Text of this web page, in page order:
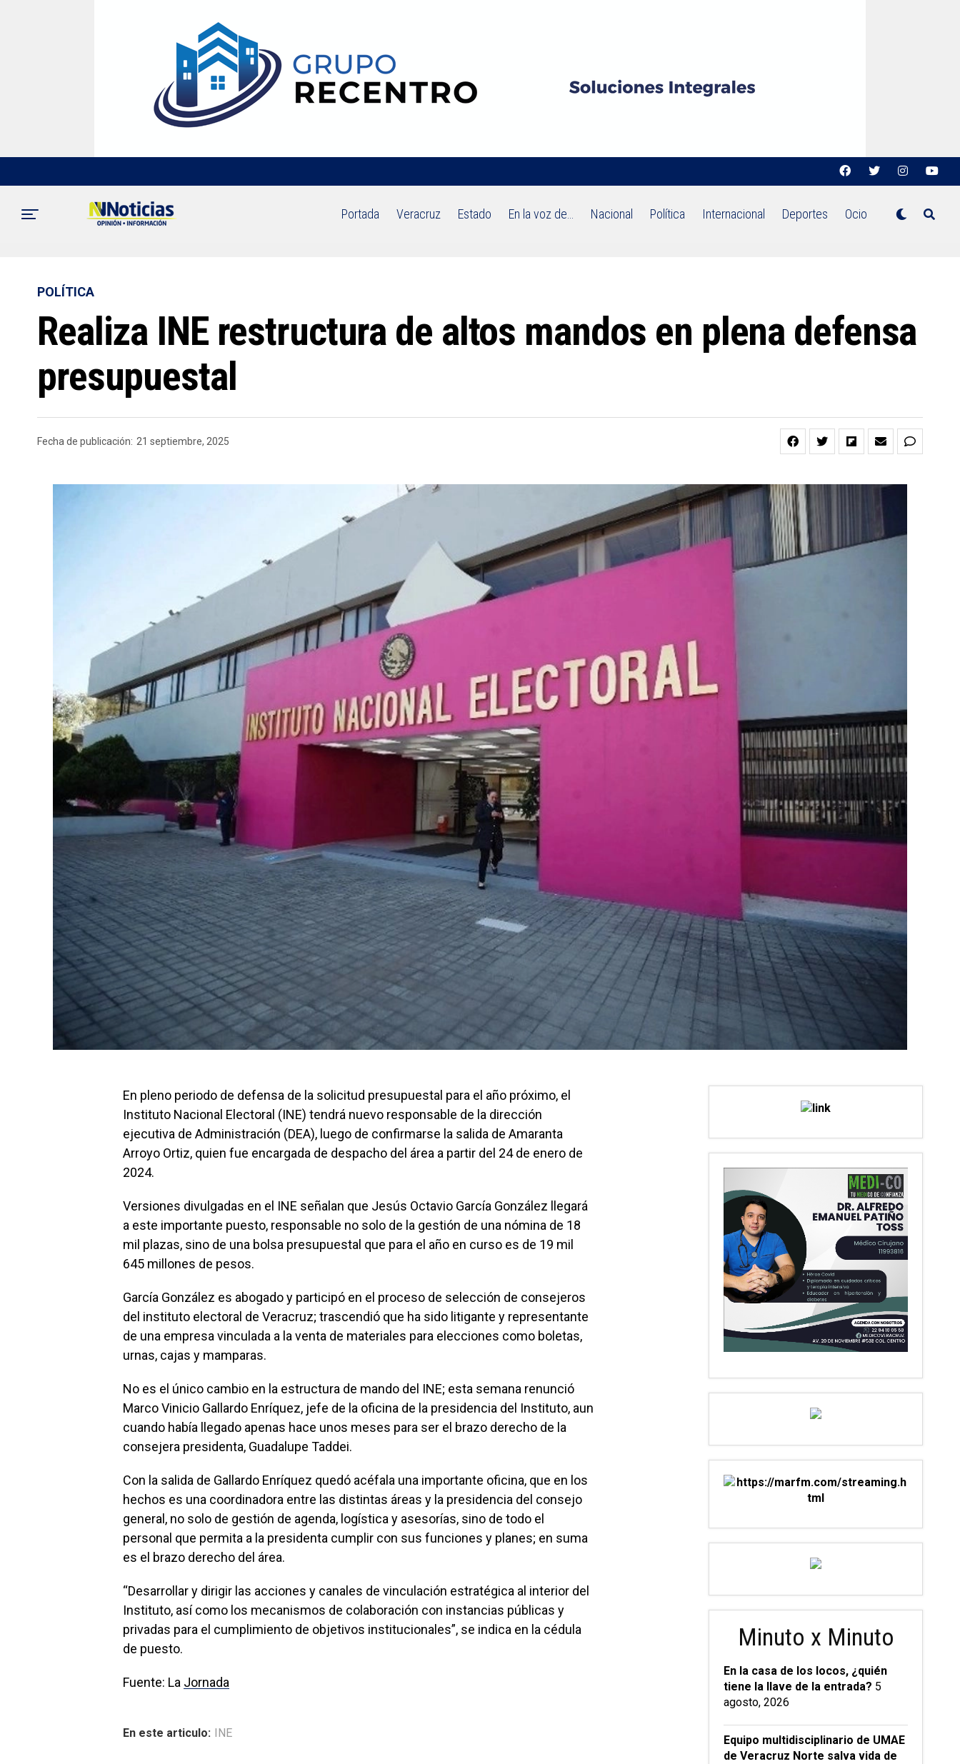
Portada Veracruz Estado En la voz de… Nacional Política Internacional Deportes Ocio
POLÍTICA
Realiza INE restructura de altos mandos en plena defensa
presupuestal
Fecha de publicación: 21 septiembre, 2025
En pleno periodo de defensa de la solicitud presupuestal para el año próximo, el
Instituto Nacional Electoral (INE) tendrá nuevo responsable de la dirección
ejecutiva de Administración (DEA), luego de confirmarse la salida de Amaranta
Arroyo Ortiz, quien fue encargada de despacho del área a partir del 24 de enero de
2024.
Versiones divulgadas en el INE señalan que Jesús Octavio García González llegará
a este importante puesto, responsable no solo de la gestión de una nómina de 18
mil plazas, sino de una bolsa presupuestal que para el año en curso es de 19 mil
645 millones de pesos.
García González es abogado y participó en el proceso de selección de consejeros
del instituto electoral de Veracruz; trascendió que ha sido litigante y representante
de una empresa vinculada a la venta de materiales para elecciones como boletas,
urnas, cajas y mamparas.
No es el único cambio en la estructura de mando del INE; esta semana renunció
Marco Vinicio Gallardo Enríquez, jefe de la oficina de la presidencia del Instituto, aun
cuando había llegado apenas hace unos meses para ser el brazo derecho de la
consejera presidenta, Guadalupe Taddei.
Con la salida de Gallardo Enríquez quedó acéfala una importante oficina, que en los
hechos es una coordinadora entre las distintas áreas y la presidencia del consejo
general, no solo de gestión de agenda, logística y asesorías, sino de todo el
personal que permita a la presidenta cumplir con sus funciones y planes; en suma
es el brazo derecho del área.
“Desarrollar y dirigir las acciones y canales de vinculación estratégica al interior del
Instituto, así como los mecanismos de colaboración con instancias públicas y
privadas para el cumplimiento de objetivos institucionales”, se indica en la cédula
de puesto.
Fuente: La Jornada
En este articulo: INE
Minuto x Minuto
En la casa de los locos, ¿quién
tiene la llave de la entrada? 5
agosto, 2026
Equipo multidisciplinario de UMAE
de Veracruz Norte salva vida de